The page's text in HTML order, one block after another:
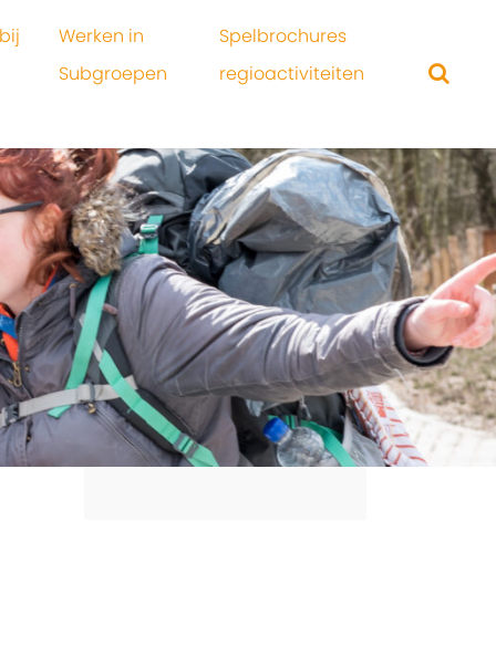
Werken in
Subgroepen
Spelbrochures
regioactiviteiten